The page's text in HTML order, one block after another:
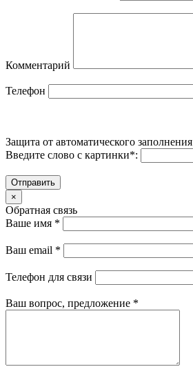
Комментарий
Телефон
Защита от автоматического заполнения
Введите слово с картинки*:
Отправить
×
Обратная связь
Ваше имя *
Ваш email *
Телефон для связи
Ваш вопрос, предложение *